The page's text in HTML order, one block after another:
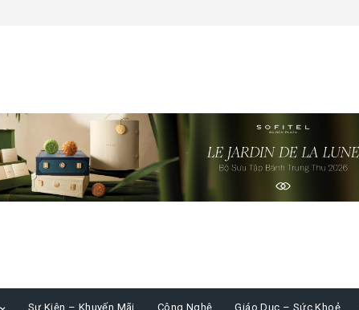
Sự Kiện – Khuyến Mãi Công Nghệ Giáo Dục – Sức Khoẻ